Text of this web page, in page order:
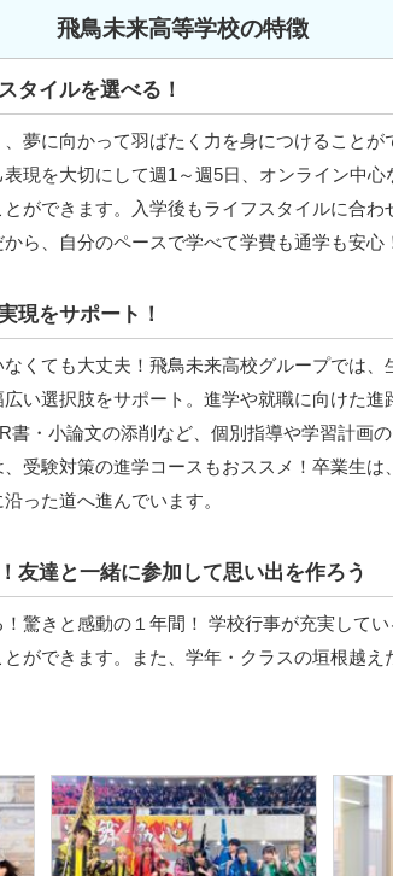
飛鳥未来高等学校の特徴
タイルを選べる！
夢に向かって羽ばたく力を身につけることが
現を大切にして週1～週5日、オンライン中
ができます。入学後もライフスタイルに合
ら、自分のペースで学べて学費も通学も安心
現をサポート！
くても大丈夫！飛鳥未来高校グループでは、
い選択肢をサポート。進学や就職に向けた
書・小論文の添削など、個別指導や学習計画
受験対策の進学コースもおススメ！卒業生は
った道へ進んでいます。
友達と一緒に参加して思い出を作ろう
驚きと感動の１年間！ 学校行事が充実して
ができます。また、学年・クラスの垣根越え